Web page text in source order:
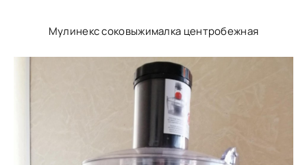
Мулинекс соковыжималка центробежная